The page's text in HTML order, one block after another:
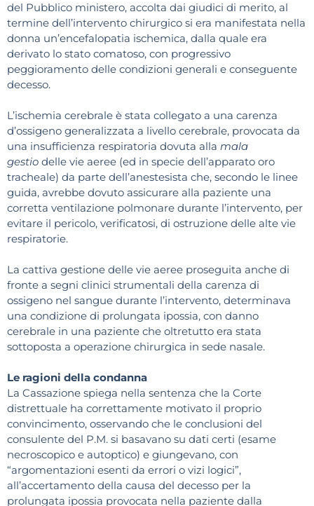
del Pubblico ministero, accolta dai giudici di merito, al
termine dell’intervento chirurgico si era manifestata nella
donna un’encefalopatia ischemica, dalla quale era
derivato lo stato comatoso, con progressivo
peggioramento delle condizioni generali e conseguente
decesso.
L’ischemia cerebrale è stata collegato a una carenza
d’ossigeno generalizzata a livello cerebrale, provocata da
una insufficienza respiratoria dovuta alla mala
gestio delle vie aeree (ed in specie dell’apparato oro
tracheale) da parte dell’anestesista che, secondo le linee
guida, avrebbe dovuto assicurare alla paziente una
corretta ventilazione polmonare durante l’intervento, per
evitare il pericolo, verificatosi, di ostruzione delle alte vie
respiratorie.
La cattiva gestione delle vie aeree proseguita anche di
fronte a segni clinici strumentali della carenza di
ossigeno nel sangue durante l’intervento, determinava
una condizione di prolungata ipossia, con danno
cerebrale in una paziente che oltretutto era stata
sottoposta a operazione chirurgica in sede nasale.
Le ragioni della condanna
La Cassazione spiega nella sentenza che la Corte
distrettuale ha correttamente motivato il proprio
convincimento, osservando che le conclusioni del
consulente del P.M. si basavano su dati certi (esame
necroscopico e autoptico) e giungevano, con
“argomentazioni esenti da errori o vizi logici”,
all’accertamento della causa del decesso per la
prolungata ipossia provocata nella paziente dalla